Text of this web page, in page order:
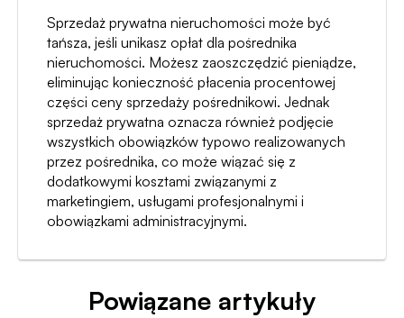
Sprzedaż prywatna nieruchomości może być
tańsza, jeśli unikasz opłat dla pośrednika
nieruchomości. Możesz zaoszczędzić pieniądze,
eliminując konieczność płacenia procentowej
części ceny sprzedaży pośrednikowi. Jednak
sprzedaż prywatna oznacza również podjęcie
wszystkich obowiązków typowo realizowanych
przez pośrednika, co może wiązać się z
dodatkowymi kosztami związanymi z
marketingiem, usługami profesjonalnymi i
obowiązkami administracyjnymi.
Powiązane artykuły